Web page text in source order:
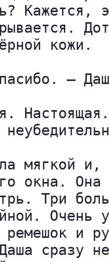
Кажется,
кожи.
—
мягкой
окна. Она
Три
Очень
ремешок и
сразу